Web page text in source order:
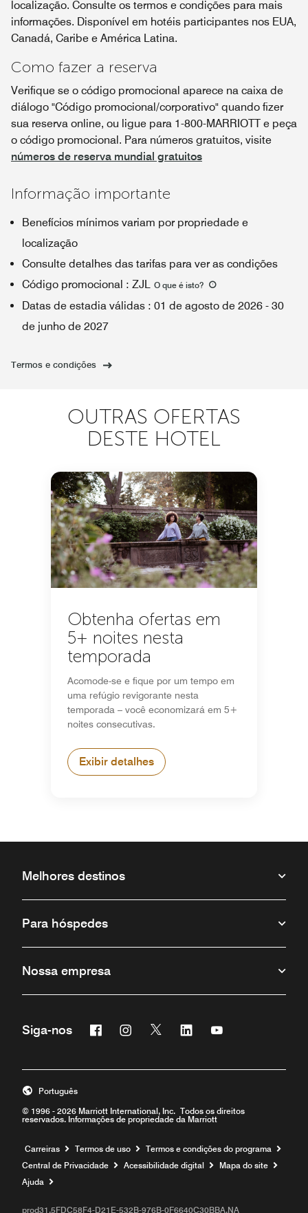
localização. Consulte os termos e condições para mais
informações. Disponível em hotéis participantes nos EUA,
Canadá, Caribe e América Latina.
Como fazer a reserva
Verifique se o código promocional aparece na caixa de
diálogo "Código promocional/corporativo" quando fizer
sua reserva online, ou ligue para 1-800-MARRIOTT e peça
o código promocional. Para números gratuitos, visite
números de reserva mundial gratuitos
Informação importante
Benefícios mínimos variam por propriedade e
localização
Consulte detalhes das tarifas para ver as condições
Código promocional : ZJL O que é isto?
Datas de estadia válidas : 01 de agosto de 2026 - 30
de junho de 2027
Termos e condições
OUTRAS OFERTAS
DESTE HOTEL
Obtenha ofertas em
5+ noites nesta
temporada
Acomode-se e fique por um tempo em
uma refúgio revigorante nesta
temporada – você economizará em 5+
noites consecutivas.
Exibir detalhes
Melhores destinos
Para hóspedes
Nossa empresa
Siga-nos FacebookInstagram
Twitter Linkedin
© 1996 - 2026 Marriott International, Inc. Todos os direitos
reservados. Informações de propriedade da Marriott
Português
Carreiras Termos de uso
Termos e condições do programa
Central de Privacidade
Acessibilidade digital
Mapa do site
Ajuda
prod31,5FDC58F4-D21E-532B-976B-0F6640C30BBA,NA